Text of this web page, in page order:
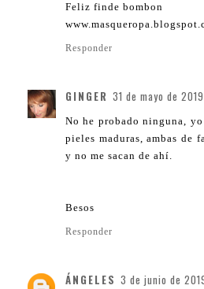
Feliz finde bombon
Responder
GINGER 31 de mayo de
No he probado ninguna,
pieles maduras, ambas de
y no me sacan de ahí.
Besos
Responder
ÁNGELES 3 de junio de